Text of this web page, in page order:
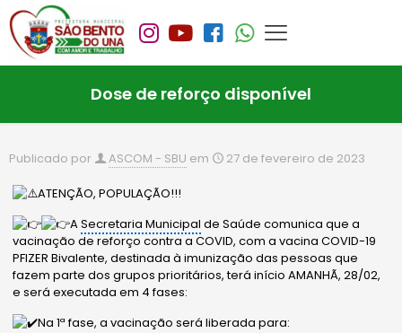
Dose de reforço disponível
Publicado por ASCOM - SBU em 27 de fevereiro de 2023
ATENÇÃO, POPULAÇÃO!!!
ASecretaria Municipal de Saúde comunica que a
vacinação de reforço contra a COVID, com a vacina COVID-19
PFIZER Bivalente, destinada à imunização das pessoas que
fazem parte dos grupos prioritários, terá início AMANHÃ, 28/02,
e será executada em 4 fases:
Na 1ª fase, a vacinação será liberada para: